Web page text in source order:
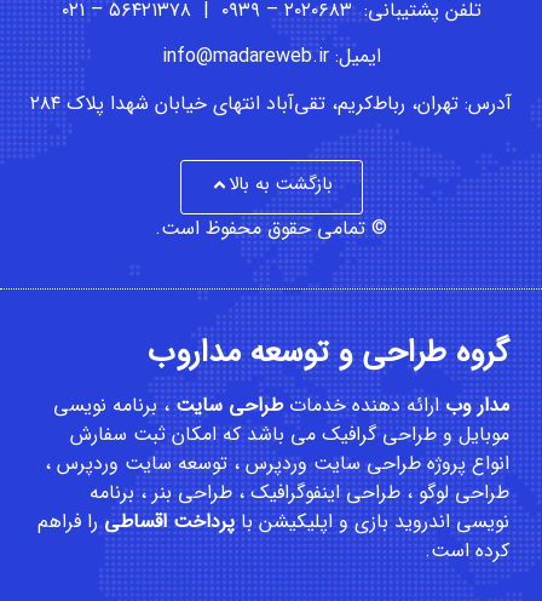
تلفن پشتیبانی: ۲۰۲۰۶۸۳ – ۰۹۳۹ | ۵۶۴۲۱۳۷۸ – ۰۲۱
ایمیل: info@madareweb.ir
آدرس: تهران، رباط‌کریم، تقی‌آباد انتهای خیابان شهدا پلاک ۲۸۴
بازگشت به بالا
© تمامی حقوق محفوظ است.
گروه طراحی و توسعه مداروب
مدار وبارائه دهنده خدماتطراحی سایت ،برنامه نویسی
موبایلوطراحی گرافیک می باشد که امکانثبت سفارش
انواع پروژه طراحی سایت وردپرس ، توسعه سایت وردپرس ،
طراحی لوگو ، طراحی اینفوگرافیک ، طراحی بنر ، برنامه
نویسی اندروید بازی و اپلیکیشن باپرداخت اقساطیرا فراهم
کرده است.